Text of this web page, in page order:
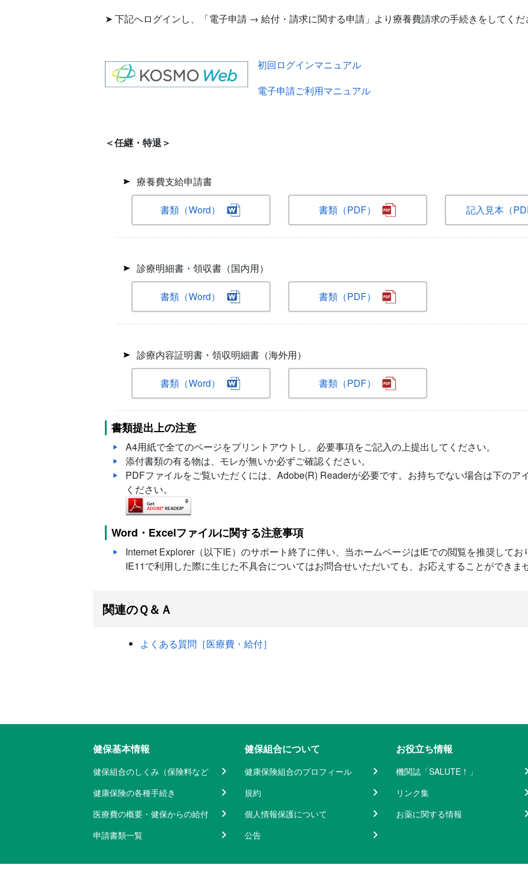
➤ 下記へログインし、「電子申請 → 給付・請求に関する申請」より療養費請求の手続きをしてくだ
初回ログインマニュアル
電子申請ご利用マニュアル
＜任継・特退＞
療養費支給申請書
書類（Word） 書類（PDF） 記入見本（
診療明細書・領収書（国内用）
書類（Word） 書類（PDF）
診療内容証明書・領収明細書（海外用）
書類（Word） 書類（PDF）
書類提出上の注意
A4用紙で全てのページをプリントアウトし、必要事項をご記入の上提出してください。
添付書類の有る物は、モレが無いか必ずご確認ください。
PDFファイルをご覧いただくには、Adobe(R) Readerが必要です。お持ちでない場合は下のア
ください。
Word・Excelファイルに関する注意事項
Internet Explorer（以下IE）のサポート終了に伴い、当ホームページはIEでの閲覧を推奨してお
IE11で利用した際に生じた不具合についてはお問合せいただいても、お応えすることができま
関連のＱ＆Ａ
よくある質問［医療費・給付］
健保基本情報
健保組合のしくみ（保険料など
健康保険の各種手続き
医療費の概要・健保からの給付
申請書類一覧
健保組合について
健康保険組合のプロフィール
規約
個人情報保護について
公告
お役立ち情報
機関誌「SALUTE！」
リンク集
お薬に関する情報